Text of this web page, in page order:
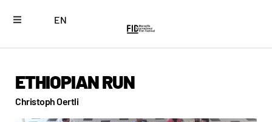
EN
ETHIOPIAN RUN
Christoph Oertli